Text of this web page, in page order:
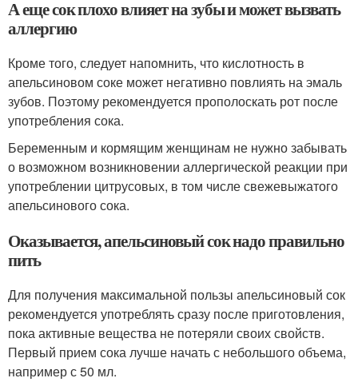
А еще сок плохо влияет на зубы и может вызвать
аллергию
Кроме того, следует напомнить, что кислотность в
апельсиновом соке может негативно повлиять на эмаль
зубов. Поэтому рекомендуется прополоскать рот после
употребления сока.
Беременным и кормящим женщинам не нужно забывать
о возможном возникновении аллергической реакции при
употреблении цитрусовых, в том числе свежевыжатого
апельсинового сока.
Оказывается, апельсиновый сок надо правильно
пить
Для получения максимальной пользы апельсиновый сок
рекомендуется употреблять сразу после приготовления,
пока активные вещества не потеряли своих свойств.
Первый прием сока лучше начать с небольшого объема,
например с 50 мл.